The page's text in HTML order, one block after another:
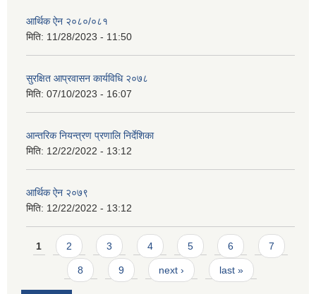
आर्थिक ऐन २०८०/०८१
मिति: 11/28/2023 - 11:50
सुरक्षित आप्रवासन कार्यविधि २०७८
मिति: 07/10/2023 - 16:07
आन्तरिक नियन्त्रण प्रणालि निर्देशिका
मिति: 12/22/2022 - 13:12
आर्थिक ऐन २०७९
मिति: 12/22/2022 - 13:12
Pages
1 2 3 4 5 6 7
8 9 next › last »